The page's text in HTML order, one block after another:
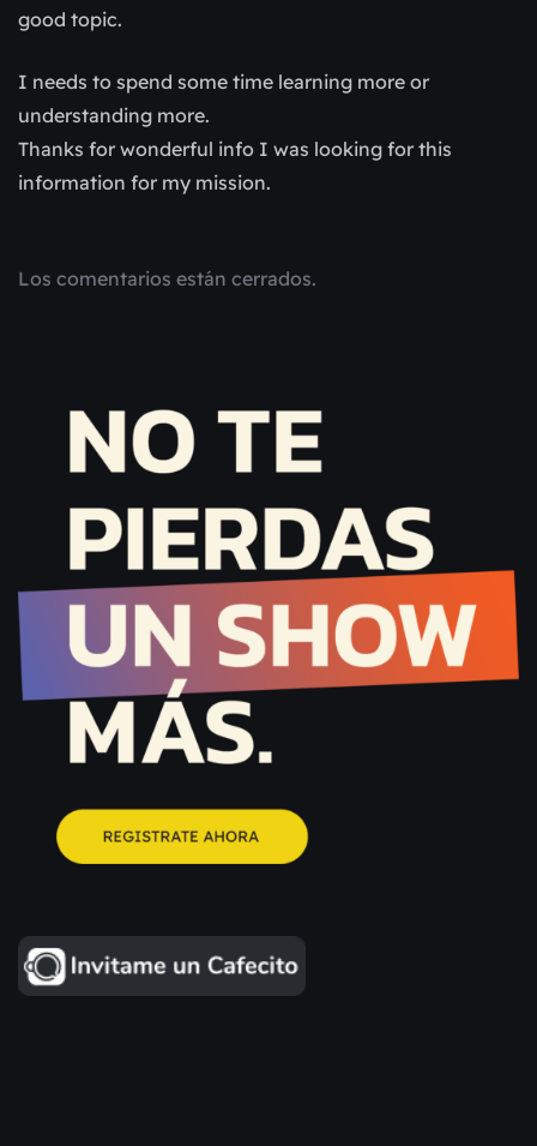
good topic.
I needs to spend some time learning more or
understanding more.
Thanks for wonderful info I was looking for this
information for my mission.
Los comentarios están cerrados.